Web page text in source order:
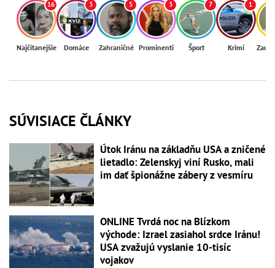
16
Najčítanejšie
3
Domáce
5
Zahraničné
3
Prominenti
7
Šport
1
Krimi
SÚVISIACE ČLÁNKY
Útok Iránu na základňu USA a zničené
lietadlo: Zelenskyj viní Rusko, mali
im dať špionážne zábery z vesmíru
ONLINE Tvrdá noc na Blízkom
východe: Izrael zasiahol srdce Iránu!
USA zvažujú vyslanie 10-tisíc
vojakov